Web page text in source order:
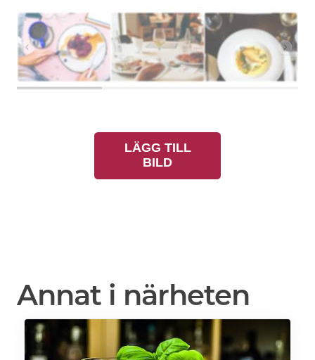
LÄGG TILL
BILD
Annat i närheten